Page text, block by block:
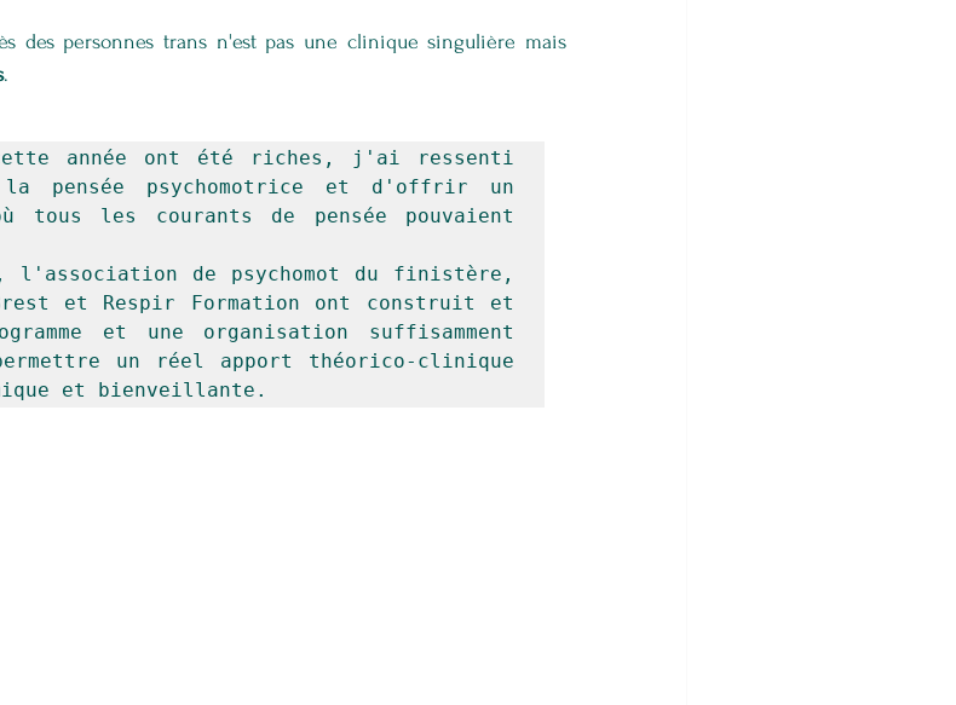
des personnes trans n'est pas une clinique singulière mais
.
cette année ont été riches, j'ai ressenti
pensée psychomotrice et d'offrir un
tous les courants de pensée pouvaient
l'association de psychomot du finistère,
et Respir Formation ont construit et
et une organisation suffisamment
un réel apport théorico-clinique
et bienveillante.